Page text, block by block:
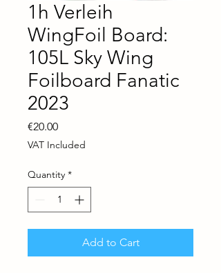
1h Verleih
WingFoil Board:
105L Sky Wing
Foilboard Fanatic
2023
€20.00Price
VAT Included
Quantity *
Add to Cart